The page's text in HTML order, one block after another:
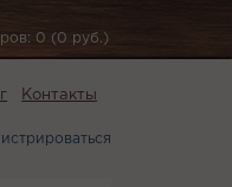
0 (0 руб.)
Контакты